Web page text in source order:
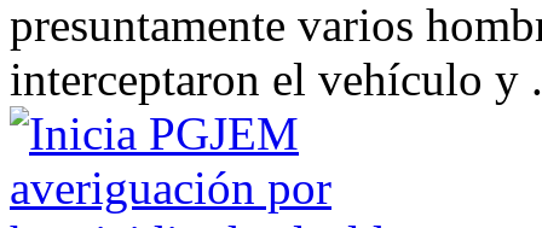
presuntamente varios
interceptaron el vehículo y